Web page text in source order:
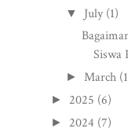
▼ July (1)
Siswa
► March
► 2025 (6)
► 2024 (7)